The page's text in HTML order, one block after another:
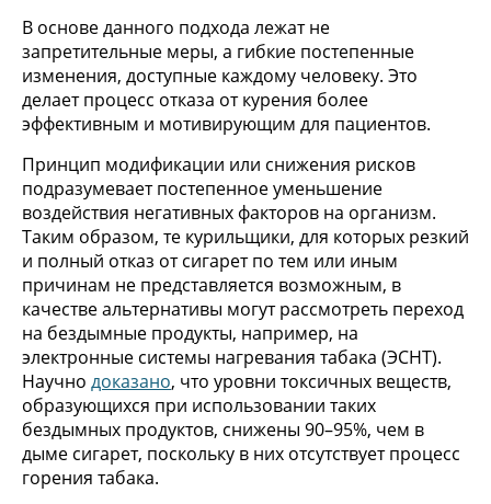
В основе данного подхода лежат не
запретительные меры, а гибкие постепенные
изменения, доступные каждому человеку. Это
делает процесс отказа от курения более
эффективным и мотивирующим для пациентов.
Принцип модификации или снижения рисков
подразумевает постепенное уменьшение
воздействия негативных факторов на организм.
Таким образом, те курильщики, для которых резкий
и полный отказ от сигарет по тем или иным
причинам не представляется возможным, в
качестве альтернативы могут рассмотреть переход
на бездымные продукты, например, на
электронные системы нагревания табака (ЭСНТ).
Научно доказано, что уровни токсичных веществ,
образующихся при использовании таких
бездымных продуктов, снижены 90–95%, чем в
дыме сигарет, поскольку в них отсутствует процесс
горения табака.